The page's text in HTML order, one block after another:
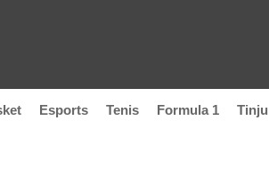
Esports Tenis Formula 1 Tinju